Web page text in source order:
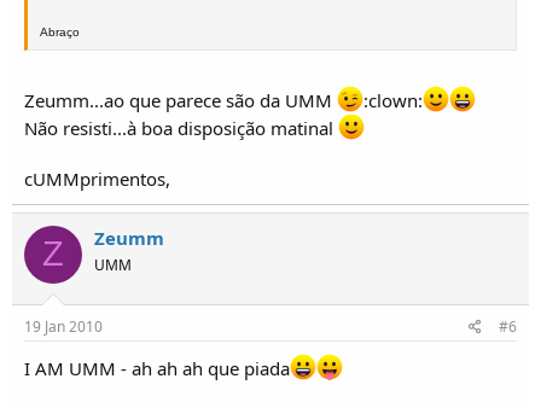
Abraço
Zeumm...ao que parece são da UMM
:clown:
Não resisti...à boa disposição matinal
cUMMprimentos,
Z Zeumm
UMM
19 Jan 2010 #6
I AM UMM - ah ah ah que piada